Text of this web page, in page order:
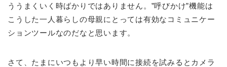
ううまくいく時ばかりではありません。”呼びかけ”機能は
こうした一人暮らしの母親にとっては有効なコミュニケー
ションツールなのだなと思います。
さて、たまにいつもより早い時間に接続を試みるとカメラ